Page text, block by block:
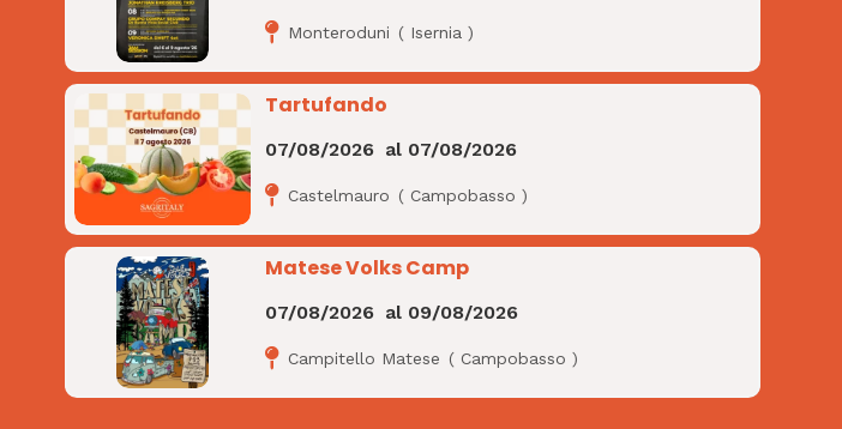
Monteroduni ( Isernia )
Tartufando
07/08/2026 al 07/08/2026
Castelmauro ( Campobasso )
Matese Volks Camp
07/08/2026 al 09/08/2026
Campitello Matese ( Campobasso )